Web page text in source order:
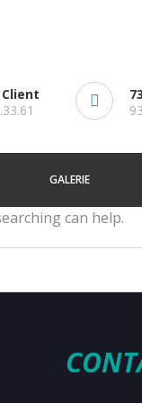
GALERIE
can help.